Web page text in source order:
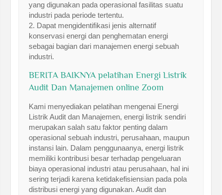
yang digunakan pada operasional fasilitas suatu
industri pada periode tertentu.
2. Dapat mengidentifikasi jenis alternatif
konservasi energi dan penghematan energi
sebagai bagian dari manajemen energi sebuah
industri.
BERITA BAIKNYA pelatihan Energi Listrik
Audit Dan Manajemen online Zoom
Kami menyediakan pelatihan mengenai Energi
Listrik Audit dan Manajemen, energi listrik sendiri
merupakan salah satu faktor penting dalam
operasional sebuah industri, perusahaan, maupun
instansi lain. Dalam penggunaanya, energi listrik
memiliki kontribusi besar terhadap pengeluaran
biaya operasional industri atau perusahaan, hal ini
sering terjadi karena ketidakefisiensian pada pola
distribusi energi yang digunakan. Audit dan